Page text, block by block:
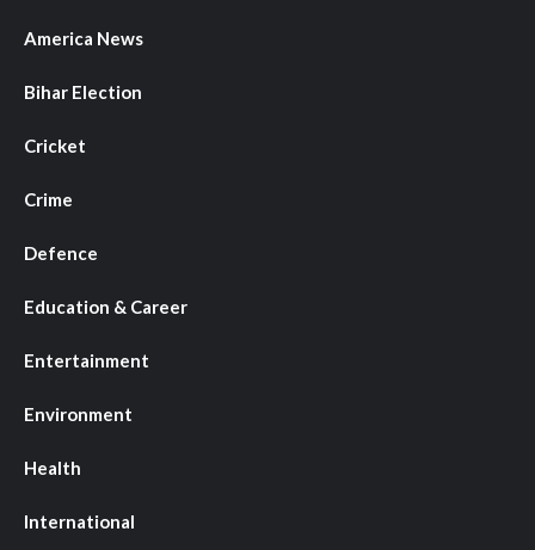
America News
Bihar Election
Cricket
Crime
Defence
Education & Career
Entertainment
Environment
Health
International